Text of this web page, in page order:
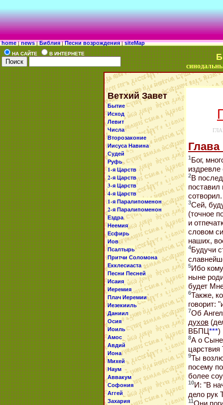
home|news|Библия|Песни возрождения|siteMap
HA САЙТE В ИНТЕРНЕТЕ
Ветхий Завет
Бытие
Исход
Левит
Числа
Второзаконие
Иисуса Навина
Судей
Руфь
1-я Царств
2-я Царств
3-я Царств
4-я Царств
1-я Паралипоменон
2-я Паралипоменон
Ездра
Неемия
Есфирь
Иов
Псалтырь
Притчи Соломона
Екклесиаста
Песни Песней
Исаия
Иеремия
Плач Иеремии
Иезекииль
Даниил
Осия
Иоиль
Амос
Авдий
Иона
Михей
Наум
Аввакум
Софония
Аггей
Захария
Глава
1Бог,
издревле
2В
поставил
сотворил.
3Сей,
(точное
и
словом
наших,
4Будучи
5Ибо
ныне
будет
6Также,
говорит:
7Об
духов
ВБПЦ***)
8А о
царствия
9Ты
посему
более
10И: "В
дело рук
11Они